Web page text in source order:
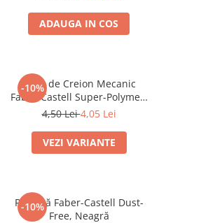
ADAUGA IN COS
-10%
Mine de Creion Mecanic
Faber-Castell Super-Polymer,
0,7 mm, HB/B, 12 Bucăți
4,50 Lei4,05 Lei
VEZI VARIANTE
-10%
Radieră Faber-Castell Dust-
Free, Neagră